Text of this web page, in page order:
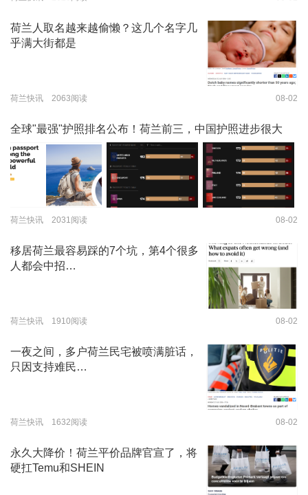
荷兰人取名越来越偷懒？这几个名字几
乎满大街都是
荷兰快讯 2063阅读 08-02
全球"最强"护照排名公布！荷兰前三，中国护照进步很大
荷兰快讯 2031阅读 08-02
移居荷兰最容易踩的7个坑，第4个很多
人都会中招…
荷兰快讯 1910阅读 08-02
一夜之间，多户荷兰民宅被喷满脏话，
只因支持难民…
荷兰快讯 1632阅读 08-02
永久大降价！荷兰平价品牌官宣了，将
硬扛Temu和SHEIN